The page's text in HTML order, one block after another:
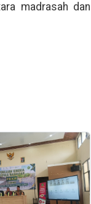
madrasah dan